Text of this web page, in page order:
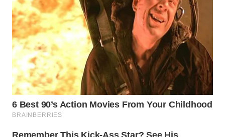
WAHANA
SPORT
WAHANA
UMKM
WAHANA
SELEB
WAHANA